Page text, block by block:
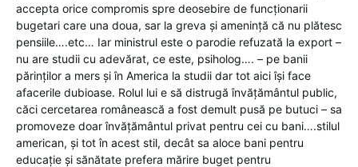
accepta orice compromis spre deosebire de funcționarii
bugetari care una doua, sar la greva și amenință că nu plătesc
pensiile….etc… Iar ministrul este o parodie refuzată la export –
nu are studii cu adevărat, ce este, psiholog…. – pe banii
părinților a mers și în America la studii dar tot aici își face
afacerile dubioase. Rolul lui e să distrugă învățământul public,
căci cercetarea românească a fost demult pusă pe butuci – sa
promoveze doar învățământul privat pentru cei cu bani….stilul
american, și tot în acest stil, decât sa aloce bani pentru
educație și sănătate prefera mărire buget pentru